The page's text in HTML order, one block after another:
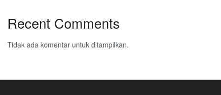
Recent Comments
Tidak ada komentar untuk ditampilkan.